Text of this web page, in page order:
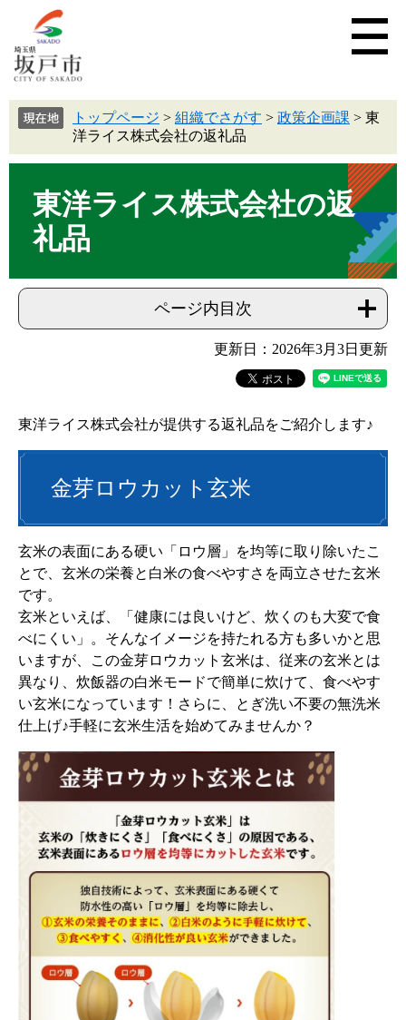
トップページ > 組織でさがす > 政策企画課 > 東
洋ライス株式会社の返礼品
東洋ライス株式会社の返
礼品
ページ内目次
更新日：2026年3月3日更新
東洋ライス株式会社が提供する返礼品をご紹介します♪
金芽ロウカット玄米
玄米の表面にある硬い「ロウ層」を均等に取り除いたこ
とで、玄米の栄養と白米の食べやすさを両立させた玄米
です。
玄米といえば、「健康には良いけど、炊くのも大変で食
べにくい」。そんなイメージを持たれる方も多いかと思
いますが、この金芽ロウカット玄米は、従来の玄米とは
異なり、炊飯器の白米モードで簡単に炊けて、食べやす
い玄米になっています！さらに、とぎ洗い不要の無洗米
仕上げ♪手軽に玄米生活を始めてみませんか？